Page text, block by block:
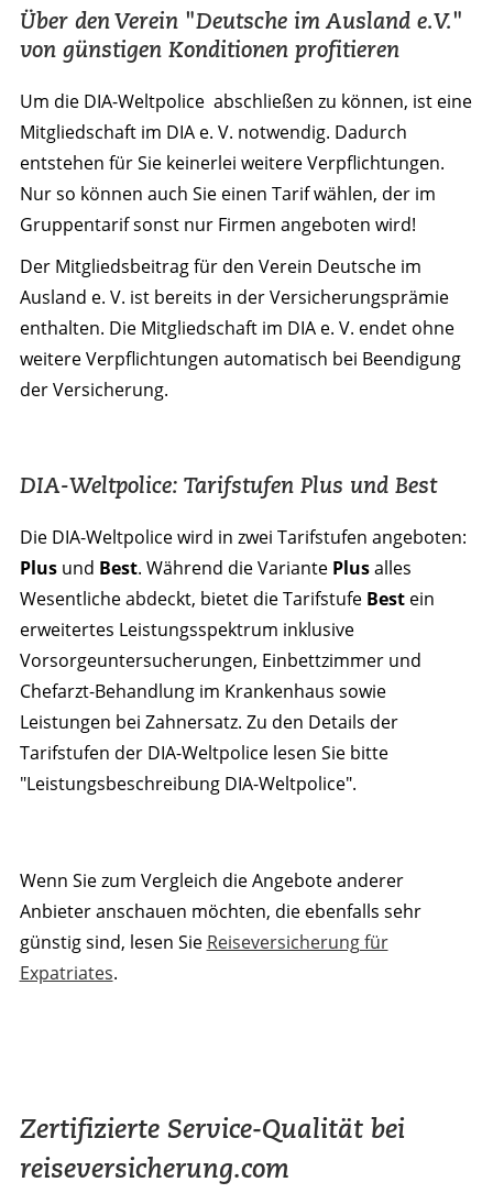
Über den Verein "Deutsche im Ausland e.V."
von günstigen Konditionen profitieren
Um die DIA-Weltpolice abschließen zu können, ist eine
Mitgliedschaft im DIA e. V. notwendig. Dadurch
entstehen für Sie keinerlei weitere Verpflichtungen.
Nur so können auch Sie einen Tarif wählen, der im
Gruppentarif sonst nur Firmen angeboten wird!
Der Mitgliedsbeitrag für den Verein Deutsche im
Ausland e. V. ist bereits in der Versicherungsprämie
enthalten. Die Mitgliedschaft im DIA e. V. endet ohne
weitere Verpflichtungen automatisch bei Beendigung
der Versicherung.
DIA-Weltpolice: Tarifstufen Plus und Best
Die DIA-Weltpolice wird in zwei Tarifstufen angeboten:
Plus und Best. Während die Variante Plusalles
Wesentliche abdeckt, bietet die Tarifstufe Best ein
erweitertes Leistungsspektrum inklusive
Vorsorgeuntersucherungen, Einbettzimmer und
Chefarzt-Behandlung im Krankenhaus sowie
Leistungen bei Zahnersatz. Zu den Details der
Tarifstufen der DIA-Weltpolice lesen Sie bitte
"Leistungsbeschreibung DIA-Weltpolice".
Wenn Sie zum Vergleich die Angebote anderer
Anbieter anschauen möchten, die ebenfalls sehr
günstig sind, lesen Sie Reiseversicherung für
Expatriates.
Zertifizierte Service-Qualität bei
reiseversicherung.com